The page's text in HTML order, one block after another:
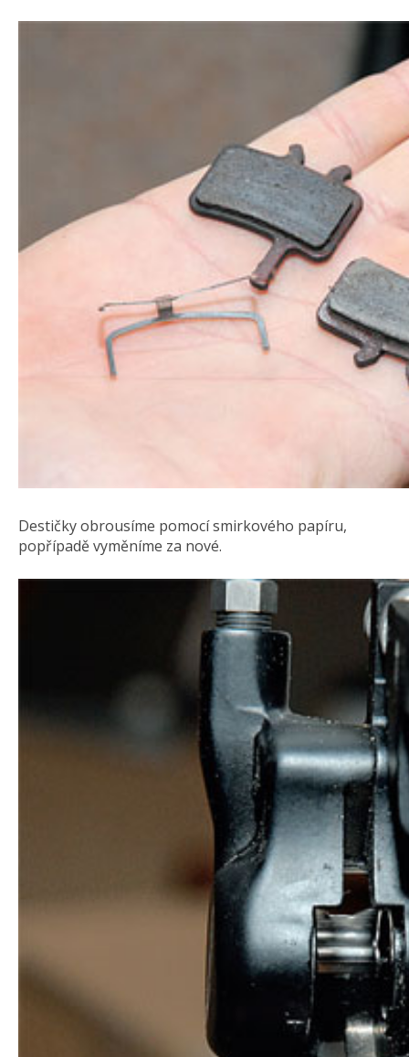
Destičky obrousíme pomocí smirkového papíru,
popřípadě vyměníme za nové.